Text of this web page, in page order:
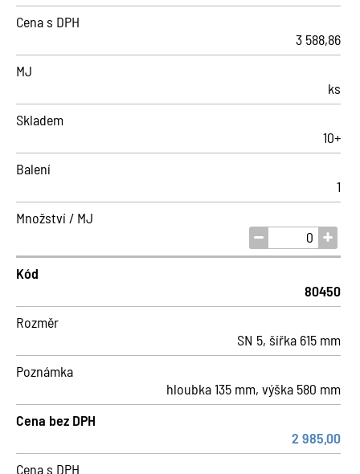
Cena s DPH
3 588,86
MJ
ks
Skladem
10+
Balení
1
Množství / MJ
Kód
80450
Rozměr
SN 5, šířka 615 mm
Poznámka
hloubka 135 mm, výška 580 mm
Cena bez DPH
2 985,00
Cena s DPH